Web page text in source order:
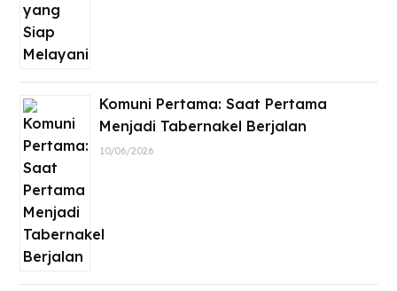
Komuni Pertama: Saat Pertama
Menjadi Tabernakel Berjalan
10/06/2026